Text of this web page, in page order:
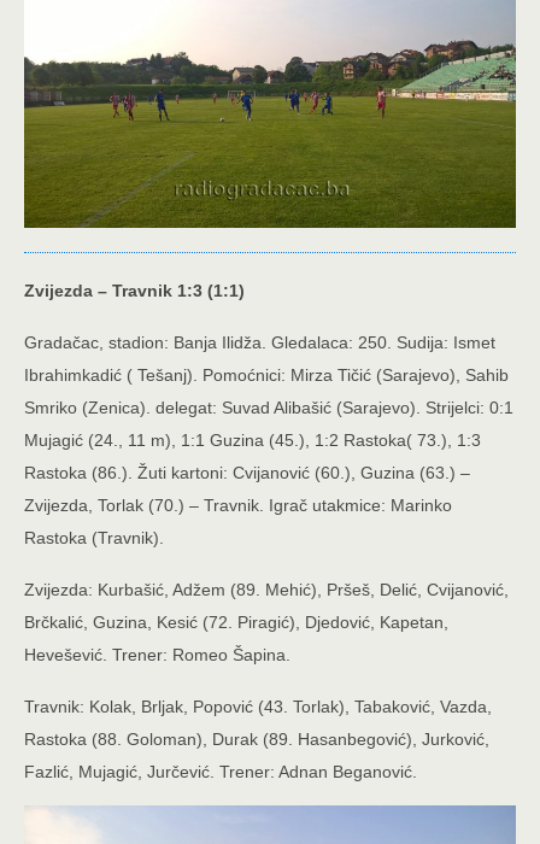
Zvijezda – Travnik 1:3 (1:1)
Gradačac, stadion: Banja Ilidža. Gledalaca: 250. Sudija: Ismet
Ibrahimkadić ( Tešanj). Pomoćnici: Mirza Tičić (Sarajevo), Sahib
Smriko (Zenica). delegat: Suvad Alibašić (Sarajevo). Strijelci: 0:1
Mujagić (24., 11 m), 1:1 Guzina (45.), 1:2 Rastoka( 73.), 1:3
Rastoka (86.). Žuti kartoni: Cvijanović (60.), Guzina (63.) –
Zvijezda, Torlak (70.) – Travnik. Igrač utakmice: Marinko
Rastoka (Travnik).
Zvijezda: Kurbašić, Adžem (89. Mehić), Pršeš, Delić, Cvijanović,
Brčkalić, Guzina, Kesić (72. Piragić), Djedović, Kapetan,
Hevešević. Trener: Romeo Šapina.
Travnik: Kolak, Brljak, Popović (43. Torlak), Tabaković, Vazda,
Rastoka (88. Goloman), Durak (89. Hasanbegović), Jurković,
Fazlić, Mujagić, Jurčević. Trener: Adnan Beganović.